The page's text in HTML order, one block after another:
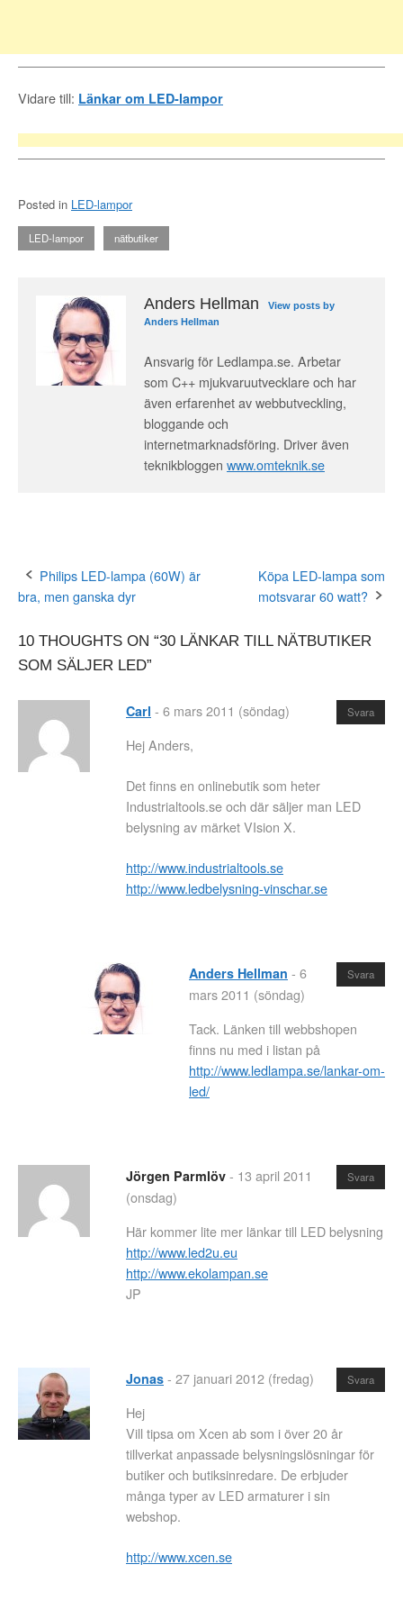
Vidare till: Länkar om LED-lampor
Posted in LED-lampor
LED-lampor nätbutiker
Anders Hellman
View posts by
Anders Hellman
Ansvarig för Ledlampa.se. Arbetar
som C++ mjukvaruutvecklare och har
även erfarenhet av webbutveckling,
bloggande och
internetmarknadsföring. Driver även
teknikbloggen www.omteknik.se
Post
Philips LED-lampa (60W) är
bra, men ganska dyr
Köpa LED-lampa som
motsvarar 60 watt?
10 THOUGHTS ON “30 LÄNKAR TILL NÄTBUTIKER
SOM SÄLJER LED”
Svara
Carl - 6 mars 2011 (söndag)
Hej Anders,
Det finns en onlinebutik som heter
Industrialtools.se och där säljer man LED
belysning av märket VIsion X.
http://www.industrialtools.se
http://www.ledbelysning-vinschar.se
Svara
Anders Hellman - 6
mars 2011 (söndag)
Tack. Länken till webbshopen
finns nu med i listan på
http://www.ledlampa.se/lankar-om-
led/
Svara
Jörgen Parmlöv - 13 april 2011
(onsdag)
Här kommer lite mer länkar till LED belysning
http://www.led2u.eu
http://www.ekolampan.se
JP
Svara
Jonas - 27 januari 2012 (fredag)
Hej
Vill tipsa om Xcen ab som i över 20 år
tillverkat anpassade belysningslösningar för
butiker och butiksinredare. De erbjuder
många typer av LED armaturer i sin
webshop.
http://www.xcen.se